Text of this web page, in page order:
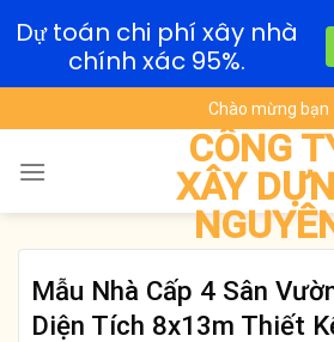
to
content
Chào mừng bạn
CÔNG
XÂY
Mẫu Nhà Cấp 4 Sân
Diện Tích 8x13m Thiết
Dự toán chi phí xây nhà
chính xác 95%.